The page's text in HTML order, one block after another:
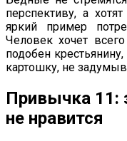
перспективу, а
яркий пример
Человек хочет
подобен
картошку, не
Привычка 11:
не нравится